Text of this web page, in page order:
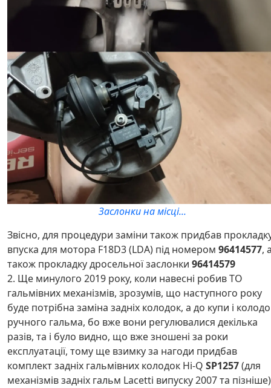
Заслонки на місці...
Звісно, для процедури заміни також придбав
впуска для мотора F18D3 (LDA) під номером 96414577,
також прокладку дросельної заслонки 96414579
2. Ще минулого 2019 року, коли навесні робив ТО
гальмівних механізмів, зрозумів, що наступного року
буде потрібна заміна задніх колодок, а до купи і
ручного гальма, бо вже вони регулювалися декілька
разів, та і було видно, що вже зношені за роки
експлуатації, тому ще взимку за нагоди придбав
комплект задніх гальмівних колодок Hi-Q SP1257(для
механізмів задніх гальм Lacetti випуску 2007 та